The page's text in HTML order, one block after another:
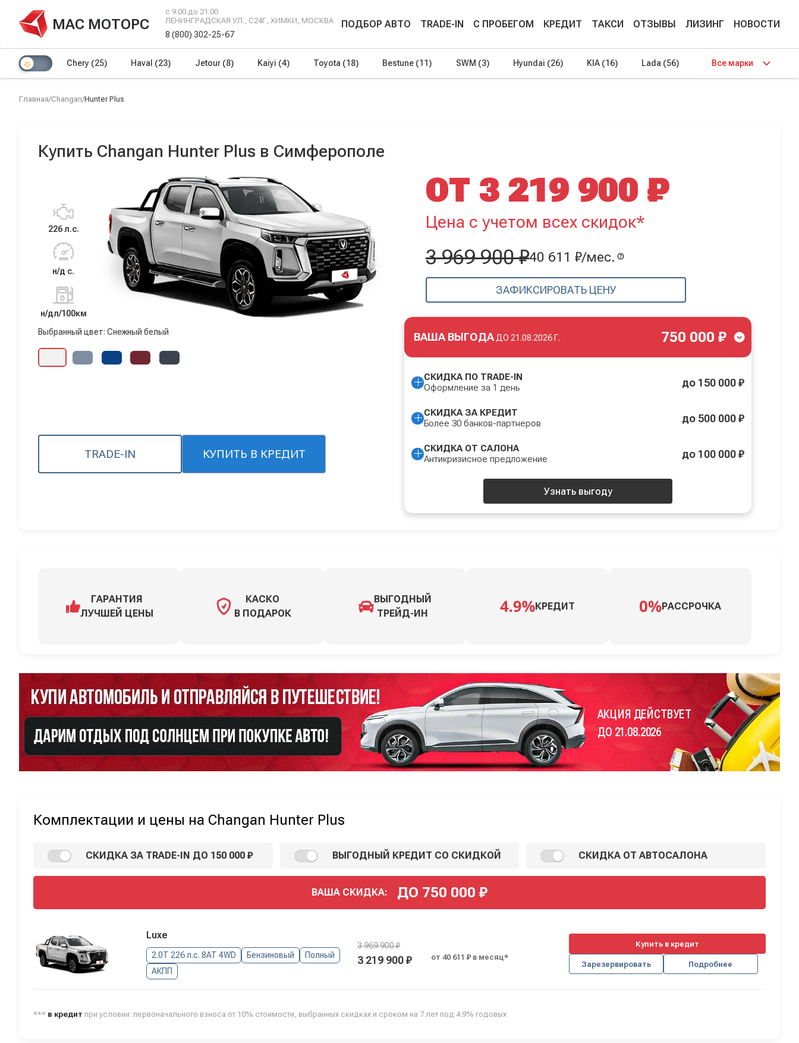
МАС МОТОРС
с 9:00 до 21:00
ЛЕНИНГРАДСКАЯ УЛ., С24Г, ХИМКИ, МОСКВА
8 (800) 302-25-67
ПОДБОР АВТО TRADE-IN С ПРОБЕГОМ КРЕДИТ ТАКСИ ОТЗЫВЫ ЛИЗИНГ НОВОСТИ
Chery (25) Haval (23) Jetour (8) Kaiyi (4) Toyota (18) Bestune (11) SWM (3) Hyundai (26) KIA (16) Lada (56) Все марки
Главная/Changan/Hunter Plus
Купить Changan Hunter Plus в Симферополе
226 л.с.
н/д с.
н/дл/100км
Выбранный цвет: Снежный белый
TRADE-IN КУПИТЬ В КРЕДИТ
ОТ 3 219 900 ₽
Цена с учетом всех скидок*
3 969 900 ₽40 611 ₽/мес.
ЗАФИКСИРОВАТЬ ЦЕНУ
ВАША ВЫГОДА ДО 21.08.2026 Г. 750 000 ₽
СКИДКА ПО TRADE-IN
Оформление за 1 день
до 150 000 ₽
СКИДКА ЗА КРЕДИТ
Более 30 банков-партнеров
до 500 000 ₽
СКИДКА ОТ САЛОНА
Антикризисное предложение
до 100 000 ₽
Узнать выгоду
ГАРАНТИЯ
ЛУЧШЕЙ ЦЕНЫ
КАСКО
В ПОДАРОК
ВЫГОДНЫЙ
ТРЕЙД-ИН
КРЕДИТ РАССРОЧКА
АКЦИЯ ДЕЙСТВУЕТ
ДО 21.08.2026
Комплектации и цены на Changan Hunter Plus
СКИДКА ЗА TRADE-IN ДО 150 000 ₽ ВЫГОДНЫЙ КРЕДИТ СО СКИДКОЙ СКИДКА ОТ АВТОСАЛОНА
ВАША СКИДКА: ДО 750 000 ₽
Luxe
2.0T 226 л.с. 8AT 4WD Бензиновый
Полный
АКПП
3 969 900 ₽
3 219 900 ₽ от 40 611 ₽ в месяц*
Купить в кредит
Зарезервировать Подробнее
*** в кредит при условии: первоначального взноса от 10% стоимости, выбранных скидках и сроком на 7 лет под 4.9% годовых